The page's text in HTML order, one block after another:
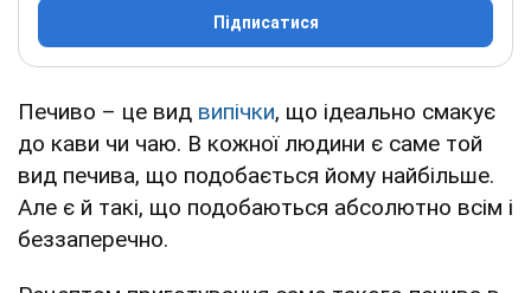
Підписатися
Печиво – це вид випічки, що ідеально смакує
до кави чи чаю. В кожної людини є саме той
вид печива, що подобається йому найбільше.
Але є й такі, що подобаються абсолютно всім і
беззаперечно.